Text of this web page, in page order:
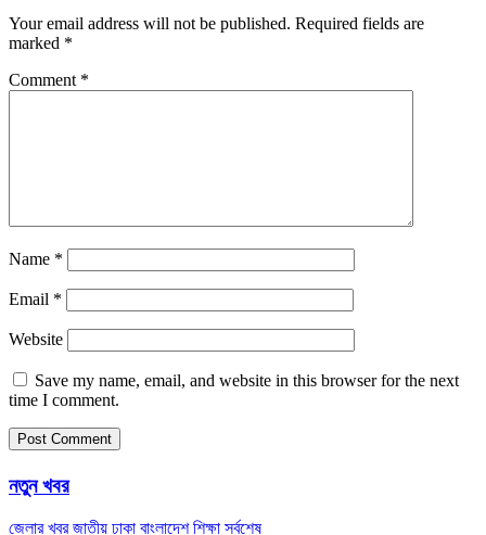
Your email address will not be published. Required fields are
marked *
Comment *
Name *
Email *
Website
Save my name, email, and website in this browser for the next
time I comment.
নতুন খবর
জেলার খবর জাতীয় ঢাকা বাংলাদেশ শিক্ষা সর্বশেষ